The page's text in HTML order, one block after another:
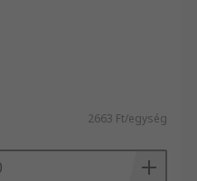
2663 Ft/egység